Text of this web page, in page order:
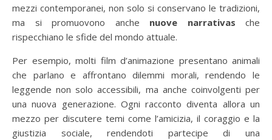
mezzi contemporanei, non solo si conservano le tradizioni,
ma si promuovono anche nuove narrativas che
rispecchiano le sfide del mondo attuale.
Per esempio, molti film d’animazione presentano animali
che parlano e affrontano dilemmi morali, rendendo le
leggende non solo accessibili, ma anche coinvolgenti per
una nuova generazione. Ogni racconto diventa allora un
mezzo per discutere temi come l’amicizia, il coraggio e la
giustizia sociale, rendendoti partecipe di una